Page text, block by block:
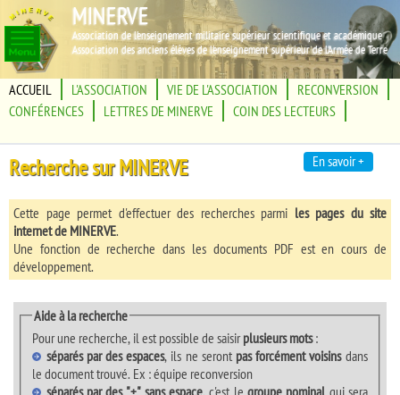
En savoir +
Association de l'enseignement militaire supérieur scientifique et académique
Association des anciens élèves de l'enseignement supérieur de l'Armée de Terre
MINERVE
ACCUEIL L'ASSOCIATION VIE DE L'ASSOCIATION
RECONVERSION
CONFÉRENCES
LETTRES DE MINERVE COIN DES LECTEURS
Recherche sur MINERVE
Cette page permet d'effectuer des recherches parmi les pages du site
internet de MINERVE.
Une fonction de recherche dans les documents PDF est en cours de
développement.
Aide à la recherche
Pour une recherche, il est possible de saisirplusieurs mots:
séparés par des espaces, ils ne seront pas forcément voisinsdans
le document trouvé. Ex : équipe reconversion